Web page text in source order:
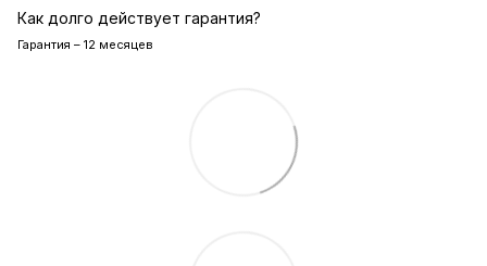
Как долго действует гарантия?
Гарантия – 12 месяцев